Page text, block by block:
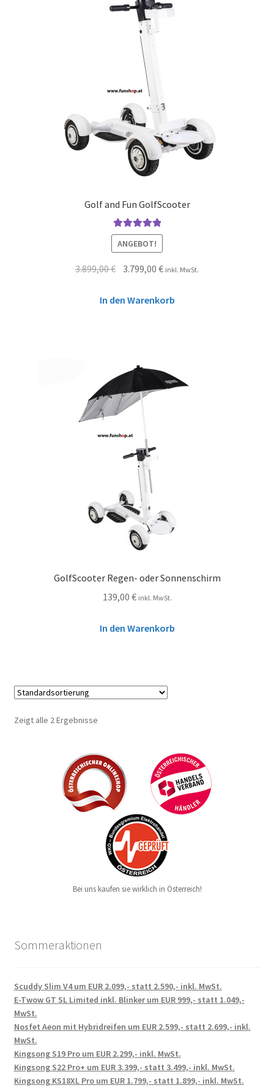
Golf and Fun GolfScooter
Bewertet mit
5.00von 5
ANGEBOT!
3.899,00€ 3.799,00€ inkl. MwSt.
In den Warenkorb
GolfScooter Regen- oder Sonnenschirm
139,00 € inkl. MwSt.
In den Warenkorb
Zeigt alle 2 Ergebnisse
Bei uns kaufen sie wirklich in Österreich!
Sommeraktionen
Scuddy Slim V4 um EUR 2.099,- statt 2.590,- inkl. MwSt.
E-Twow GT SL Limited inkl. Blinker um EUR 999,- statt 1.049,-
MwSt.
Nosfet Aeon mit Hybridreifen um EUR 2.599,- statt 2.699,- inkl.
MwSt.
Kingsong S19 Pro um EUR 2.299,- inkl. MwSt.
Kingsong S22 Pro+ um EUR 3.399,- statt 3.499,- inkl. MwSt.
Kingsong KS18XL Pro um EUR 1.799,- statt 1.899,- inkl. MwSt.